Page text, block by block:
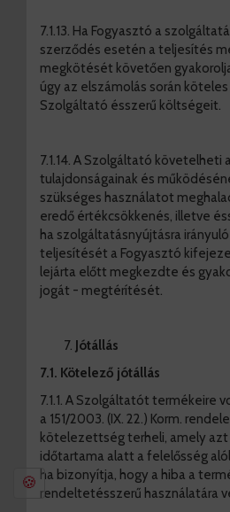
🍪
7.1.13. Ha Fogyasztó a
szerződés esetén a teljesítés
megkötését követően
úgy az elszámolás során
Szolgáltató ésszerű költségeit.
7.1.14. A Szolgáltató követelheti
tulajdonságainak és
szükséges használatot
eredő értékcsökkenés, illetve
ha szolgáltatásnyújtásra
teljesítését a Fogyasztó
lejárta előtt megkezdte és
jogát - megtérítését.
Jótállás
7.1. Kötelező jótállás
7.1.1. A Szolgáltatót termékeire
a 151/2003. (IX. 22.) Korm.
kötelezettség terheli, amely azt
időtartama alatt a felelősség
ha bizonyítja, hogy a hiba a
rendeltetésszerű használatára